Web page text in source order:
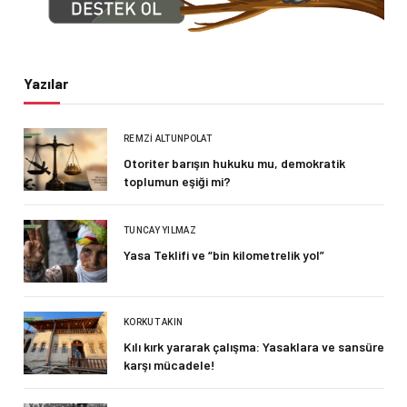
Yazılar
REMZI ALTUNPOLAT
Otoriter barışın hukuku mu, demokratik
toplumun eşiği mi?
TUNCAY YILMAZ
Yasa Teklifi ve “bin kilometrelik yol”
KORKUT AKIN
Kılı kırk yararak çalışma: Yasaklara ve sansüre
karşı mücadele!